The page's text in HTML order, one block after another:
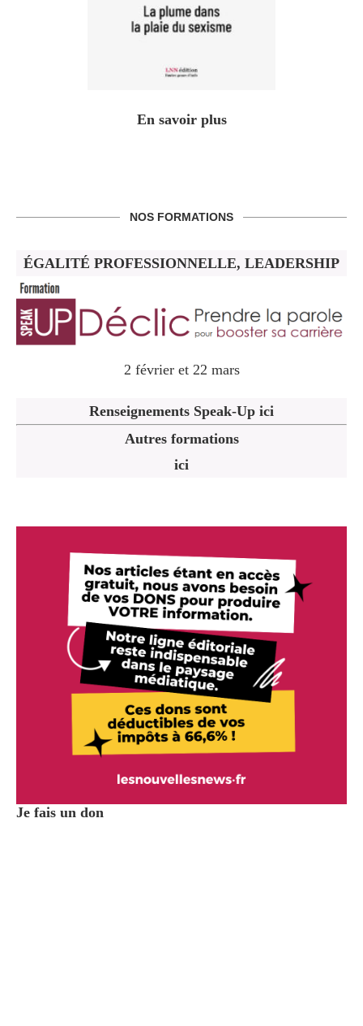
En savoir plus
NOS FORMATIONS
ÉGALITÉ PROFESSIONNELLE, LEADERSHIP
2 février et 22 mars
Renseignements Speak-Up ici
Autres formations
ici
Je fais un don